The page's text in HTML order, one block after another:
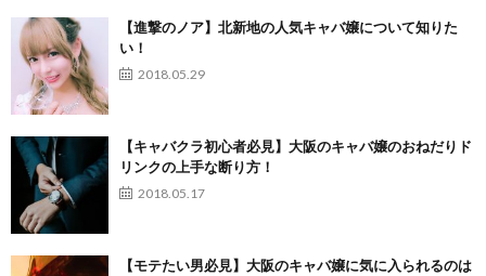
【進撃のノア】北新地の人気キャバ嬢について知りた
い！
2018.05.29
【キャバクラ初心者必見】大阪のキャバ嬢のおねだりド
リンクの上手な断り方！
2018.05.17
【モテたい男必見】大阪のキャバ嬢に気に入られるのは